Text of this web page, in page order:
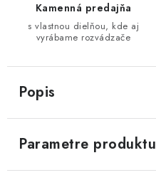
Kamenná predajňa
s vlastnou dielňou, kde aj
vyrábame rozvádzače
Popis
Parametre produktu